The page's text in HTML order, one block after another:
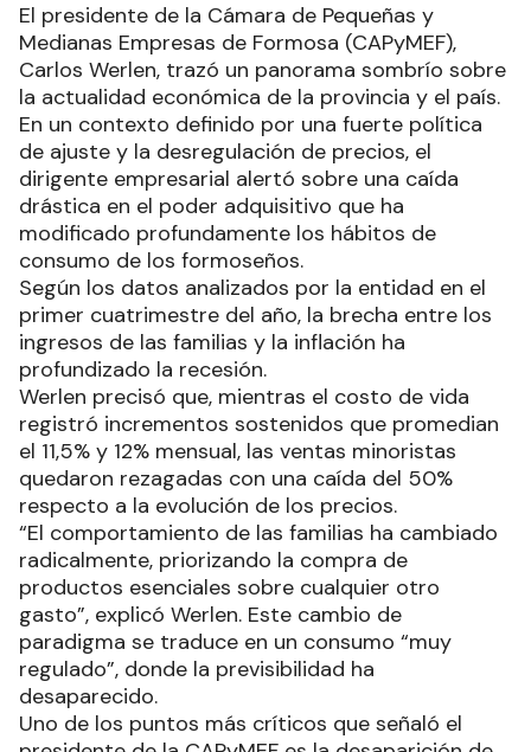
El presidente de la Cámara de Pequeñas y
Medianas Empresas de Formosa (CAPyMEF),
Carlos Werlen, trazó un panorama sombrío sobre
la actualidad económica de la provincia y el país.
En un contexto definido por una fuerte política
de ajuste y la desregulación de precios, el
dirigente empresarial alertó sobre una caída
drástica en el poder adquisitivo que ha
modificado profundamente los hábitos de
consumo de los formoseños.
Según los datos analizados por la entidad en el
primer cuatrimestre del año, la brecha entre los
ingresos de las familias y la inflación ha
profundizado la recesión.
Werlen precisó que, mientras el costo de vida
registró incrementos sostenidos que promedian
el 11,5% y 12% mensual, las ventas minoristas
quedaron rezagadas con una caída del 50%
respecto a la evolución de los precios.
“El comportamiento de las familias ha cambiado
radicalmente, priorizando la compra de
productos esenciales sobre cualquier otro
gasto”, explicó Werlen. Este cambio de
paradigma se traduce en un consumo “muy
regulado”, donde la previsibilidad ha
desaparecido.
Uno de los puntos más críticos que señaló el